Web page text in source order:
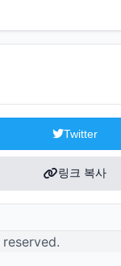
Twitter
링크 복사